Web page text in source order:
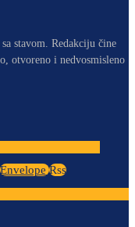
stavom. Redakciju čine
otvoreno i nedvosmisleno
Envelope Rss